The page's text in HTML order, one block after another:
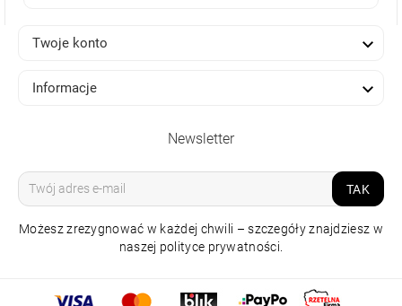
Twoje konto 
Informacje 
Newsletter
TAK
Możesz zrezygnować w każdej chwili – szczegóły znajdziesz w
naszej polityce prywatności.